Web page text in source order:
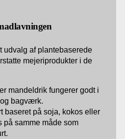
udvalg af plantebaserede
mejeriprodukter i de
mandeldrik fungerer godt i
bagværk.
baseret på soja, kokos eller
på samme måde som